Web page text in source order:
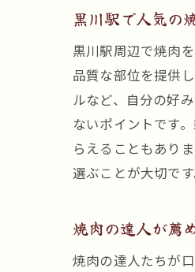
黒川駅で人気の
黒川駅周辺で焼肉
品質な部位を提供
ルなど、自分の好
ないポイントです
らえることもあり
選ぶことが大切です
焼肉の達人が薦
焼肉の達人たちが